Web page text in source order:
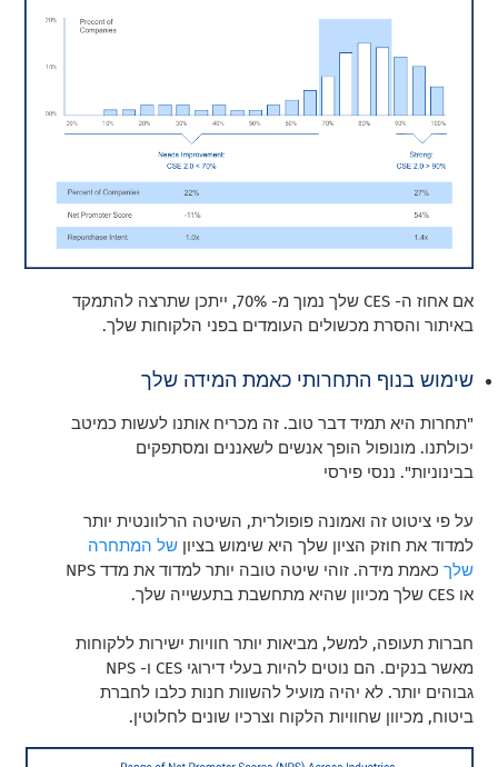
אם אחוז ה- CES שלך נמוך מ- 70%, ייתכן שתרצה להתמקד
באיתור והסרת מכשולים העומדים בפני הלקוחות שלך.
שימוש בנוף התחרותי כאמת המידה שלך
"תחרות היא תמיד דבר טוב. זה מכריח אותנו לעשות כמיטב
יכולתנו. מונופול הופך אנשים לשאננים ומסתפקים
בבינוניות". ננסי פירסי
על פי ציטוט זה ואמונה פופולרית, השיטה הרלוונטית יותר
למדוד את חוזק הציון שלך היא שימוש בציוןשל המתחרה
שלך
כאמת מידה. זוהי שיטה טובה יותר למדוד את מדד NPS
או CES שלך מכיוון שהיא מתחשבת בתעשייה שלך.
חברות תעופה, למשל, מביאות יותר חוויות ישירות ללקוחות
מאשר בנקים. הם נוטים להיות בעלי דירוגי CES ו- NPS
גבוהים יותר. לא יהיה מועיל להשוות חנות כלבו לחברת
ביטוח, מכיוון שחוויות הלקוח וצרכיו שונים לחלוטין.